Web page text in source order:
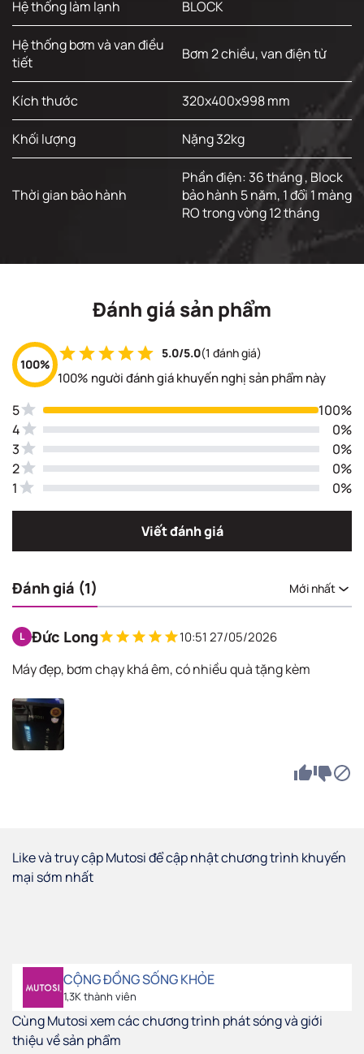
Hệ thống làm lạnh BLOCK
Hệ thống bơm và van điều
tiết
Bơm 2 chiều, van điện từ
Kích thước 320x400x998 mm
Khối lượng Nặng 32kg
Thời gian bảo hành
Phần điện: 36 tháng , Block
bảo hành 5 năm, 1 đổi 1 màng
RO trong vòng 12 tháng
Đánh giá sản phẩm
100%
5.0/5.0(1 đánh giá)
100% người đánh giá khuyến nghị sản phẩm này
5
100%
4
0%
3
0%
2
0%
1
0%
Viết đánh giá
Đánh giá (1) Mới nhất
L Đức Long 10:51 27/05/2026
Máy đẹp, bơm chạy khá êm, có nhiều quà tặng kèm
Like và truy cập Mutosi để cập nhật chương trình khuyến
mại sớm nhất
CỘNG ĐỒNG SỐNG KHỎE
1,3K thành viên
Cùng Mutosi xem các chương trình phát sóng và giới
thiệu về sản phẩm